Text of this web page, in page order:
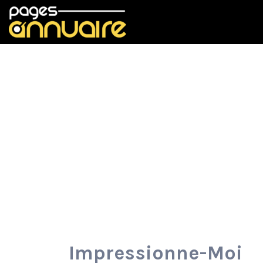
Rechercher:
Impressionne-Moi